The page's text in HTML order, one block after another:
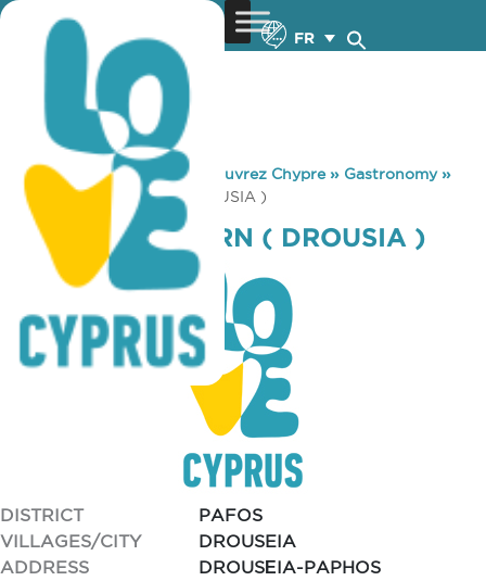
FR
You are here: Home »Découvrez Chypre» Gastronomy»
CHRISTOS TAVERN ( DROUSIA )
CHRISTOS TAVERN ( DROUSIA )
DISTRICT
PAFOS
VILLAGES/CITY
DROUSEIA
ADDRESS
DROUSΕIA-PAPHOS